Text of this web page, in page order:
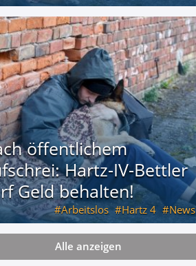
seine Hündin "Hanni"!
öffentlichem
Hartz-IV-Bettler
Geld behalten!
Arbeitslos Hartz 4 News
Geld behalten!
Alle anzeigen